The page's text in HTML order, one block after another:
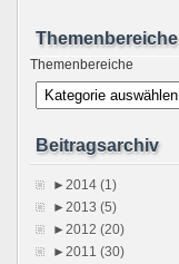
Themenbereiche
Themenbereiche
Beitragsarchiv
► 2014 (1)
► 2013 (5)
► 2012 (20)
► 2011 (30)